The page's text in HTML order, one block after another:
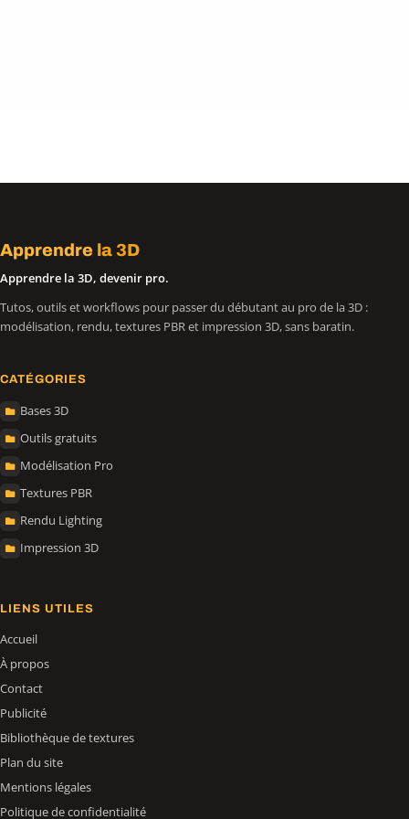
Apprendre la 3D
Apprendre la 3D, devenir pro.
Tutos, outils et workflows pour passer du débutant au pro de la 3D :
modélisation, rendu, textures PBR et impression 3D, sans baratin.
CATÉGORIES
Bases 3D
Outils gratuits
Modélisation Pro
Textures PBR
Rendu Lighting
Impression 3D
LIENS UTILES
Accueil
À propos
Contact
Publicité
Bibliothèque de textures
Plan du site
Mentions légales
Politique de confidentialité